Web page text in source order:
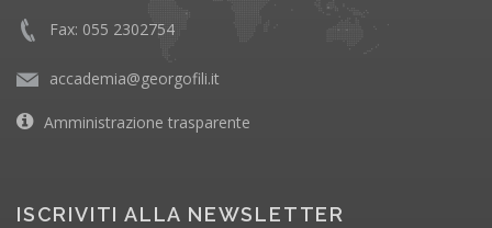
Fax: 055 2302754
accademia@georgofili.it
Amministrazione trasparente
ISCRIVITI ALLA NEWSLETTER